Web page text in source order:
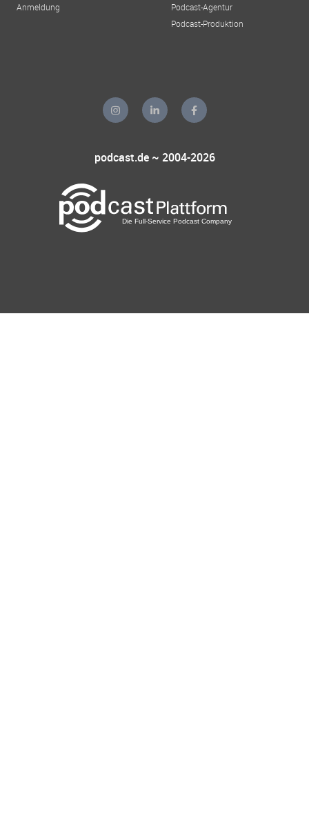
Anmeldung
Podcast-Agentur
Podcast-Produktion
podcast.de ~ 2004-2026